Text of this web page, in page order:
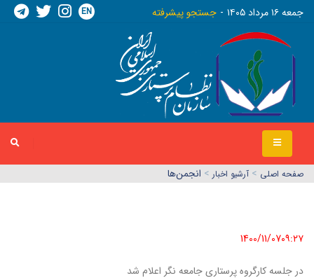
جمعه ١٦ مرداد ١٤٠٥ جستجو پیشرفته EN
صفحه اصلي > آرشیو اخبار > انجمن‌ها
1400/11/07٠٩:٢٧
در جلسه کارگروه پرستاری جامعه نگر اعلام شد